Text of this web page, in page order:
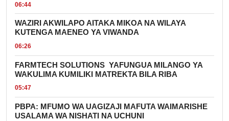
06:44
WAZIRI AKWILAPO AITAKA MIKOA NA WILAYA
KUTENGA MAENEO YA VIWANDA
06:26
FARMTECH SOLUTIONS YAFUNGUA MILANGO YA
WAKULIMA KUMILIKI MATREKTA BILA RIBA
05:47
PBPA: MFUMO WA UAGIZAJI MAFUTA WAIMARISHE
USALAMA WA NISHATI NA UCHUNI